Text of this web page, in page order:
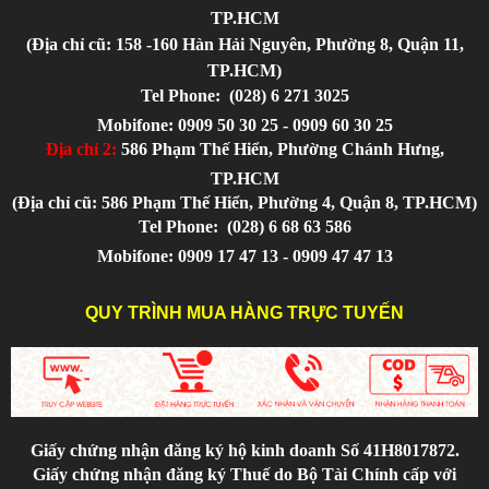
TP.HCM
(Địa chỉ cũ: 158 -160 Hàn Hải Nguyên, Phường 8, Quận 11,
TP.HCM)
Tel Phone: (028) 6 271 3025
Mobifone: 0909 50 30 25 - 0909 60 30 25
Địa chỉ 2: 586 Phạm Thế Hiển, Phường Chánh Hưng,
TP.HCM
(Địa chỉ cũ: 586 Phạm Thế Hiển, Phường 4, Quận 8, TP.HCM)
Tel Phone: (028) 6 68 63 586
Mobifone: 0909 17 47 13 - 0909 47 47 13
QUY TRÌNH MUA HÀNG TRỰC TUYẾN
Giấy chứng nhận đăng ký hộ kinh doanh Số 41H8017872.
Giấy chứng nhận đăng ký Thuế do Bộ Tài Chính cấp với